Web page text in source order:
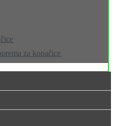
za kopačice